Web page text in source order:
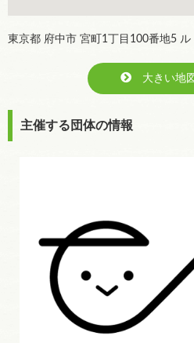
東京都 府中市 宮町1丁目100番地5 ル
大きい地
主催する団体の情報